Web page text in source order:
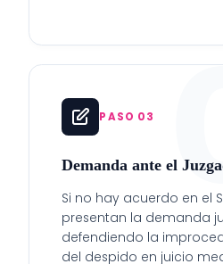
PASO 03
Demanda ante el
Si no hay acuerdo en el
presentan la demanda
defendiendo la
del despido en juicio